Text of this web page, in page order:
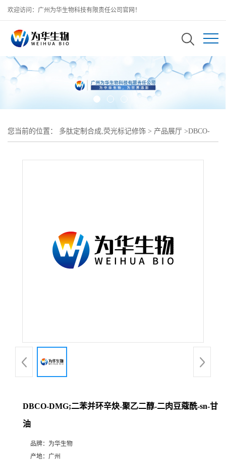
欢迎访问：广州为华生物科技有限责任公司官网！
您当前的位置： 多肽定制合成,荧光标记修饰 > 产品展厅 >DBCO-
DBCO-DMG;二苯并环辛炔-聚乙二醇-二肉豆蔻酰-sn-甘
油
品牌： 为华生物
产地： 广州